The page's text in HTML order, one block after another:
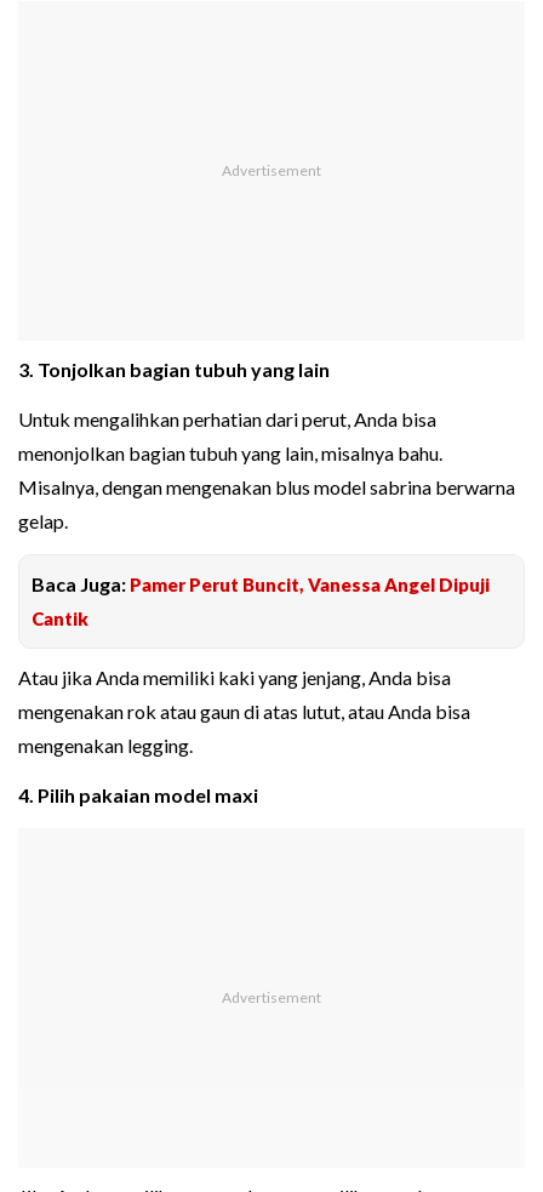
3. Tonjolkan bagian tubuh yang lain
Untuk mengalihkan perhatian dari perut, Anda bisa
menonjolkan bagian tubuh yang lain, misalnya bahu.
Misalnya, dengan mengenakan blus model sabrina berwarna
gelap.
Baca Juga: Pamer Perut Buncit, Vanessa Angel Dipuji
Cantik
Atau jika Anda memiliki kaki yang jenjang, Anda bisa
mengenakan rok atau gaun di atas lutut, atau Anda bisa
mengenakan legging.
4. Pilih pakaian model maxi